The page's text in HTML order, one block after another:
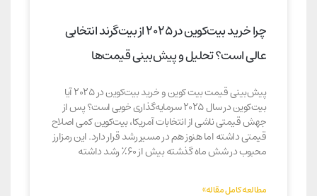
چرا خرید بیت‌کوین در ۲۰۲۵ از بیت‌گرند انتخابی
عالی است؟ تحلیل و پیش‌بینی قیمت‌ها
پیش‌بینی قیمت‌ بیت کوین و خرید بیت‌کوین در ۲۰۲۵ آیا
بیت‌کوین در سال ۲۰۲۵ سرمایه‌گذاری خوبی است؟ پس از
جهش قیمتی ناشی از انتخابات آمریکا، بیت‌کوین کمی اصلاح
قیمتی داشته اما هنوز هم در مسیر رشد قرار دارد. این رمزارز
محبوب در شش ماه گذشته بیش از ۶۰٪ رشد داشته
مطالعه کامل مقاله»